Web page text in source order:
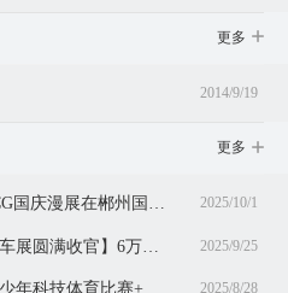
更多
2014/9/19
更多
迎国庆 · 国防科技展+cosACG国庆漫展在郴州国际会展中心同期举行！ 2025/10/1
2025/9/25
2025/8/28